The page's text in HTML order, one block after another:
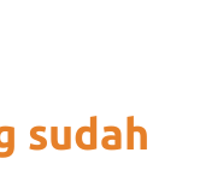
sudah